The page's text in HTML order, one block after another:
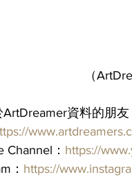
（
資料的朋
： https://
： https://